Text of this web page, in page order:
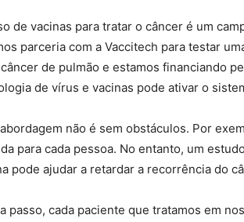
de vacinas para tratar o câncer é um
parceria com a Vaccitech para testar
de pulmão e estamos financiando
de vírus e vacinas pode ativar o
não é sem obstáculos. Por
para cada pessoa. No entanto, um
pode ajudar a retardar a recorrência do
passo, cada paciente que tratamos em